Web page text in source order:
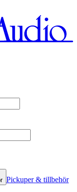
Pickuper & tillbehör